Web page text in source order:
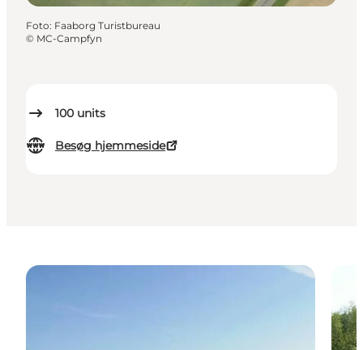
100 units
Besøg hjemmeside
Foto: Faaborg Turistbureau
© MC-Campfyn